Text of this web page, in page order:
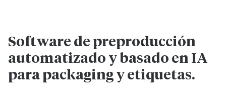
Software de preproducción
automatizado y basado en IA
para packaging y etiquetas.